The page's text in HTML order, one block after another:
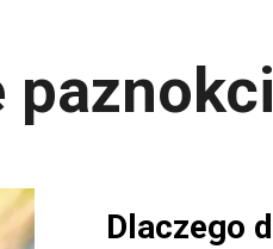
Dlaczego